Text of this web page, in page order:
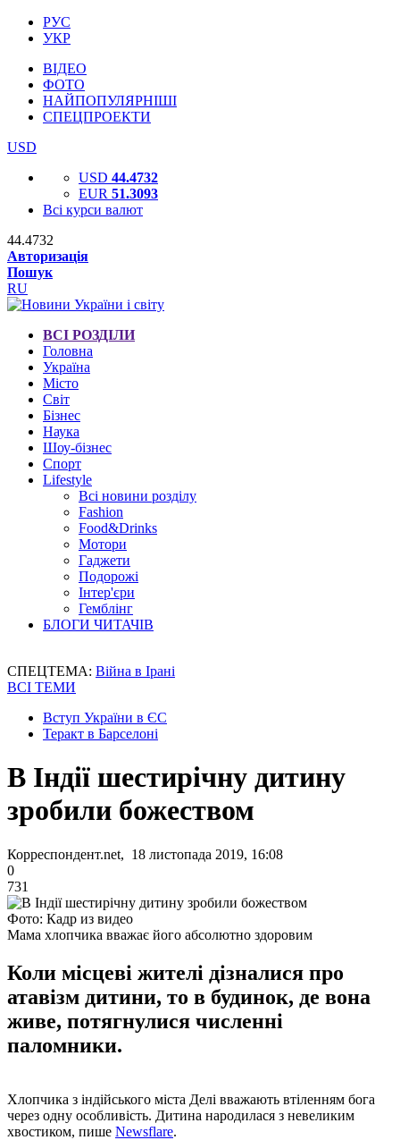
РУС
УКР
ВІДЕО
ФОТО
НАЙПОПУЛЯРНІШІ
СПЕЦПРОЕКТИ
USD
USD 44.4732
EUR 51.3093
Всі курси валют
44.4732
Авторизація
Пошук
RU
ВСІ РОЗДІЛИ
Головна
Україна
Місто
Світ
Бізнес
Наука
Шоу-бізнес
Спорт
Lifestyle
Всі новини розділу
Fashion
Food&Drinks
Мотори
Гаджети
Подорожі
Інтер'єри
Гемблінг
БЛОГИ ЧИТАЧІВ
СПЕЦТЕМА: Війна в Ірані
ВСІ ТЕМИ
Вступ України в ЄС
Теракт в Барселоні
В Індії шестирічну дитину
зробили божеством
Корреспондент.net, 18 листопада 2019, 16:08
0
731
Фото: Кадр из видео
Мама хлопчика вважає його абсолютно здоровим
Коли місцеві жителі дізналися про
атавізм дитини, то в будинок, де вона
живе, потягнулися численні
паломники.
Хлопчика з індійського міста Делі вважають втіленням бога
через одну особливість. Дитина народилася з невеликим
хвостиком, пише Newsflare.